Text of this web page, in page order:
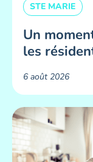
STE MARIE
Un
les
6 août 2026